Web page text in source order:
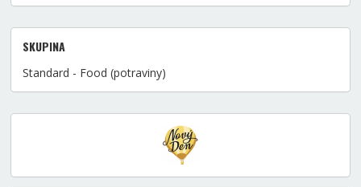
SKUPINA
Standard - Food (potraviny)